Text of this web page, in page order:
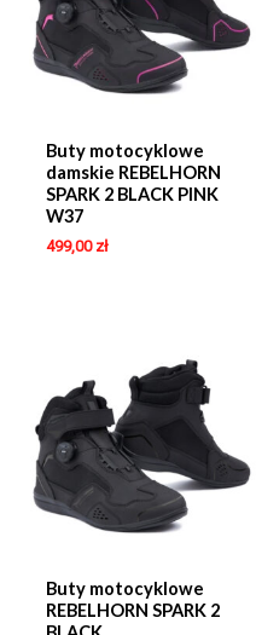
Buty motocyklowe
damskie REBELHORN
SPARK 2 BLACK PINK
W37
499,00 zł
Buty motocyklowe
REBELHORN SPARK 2